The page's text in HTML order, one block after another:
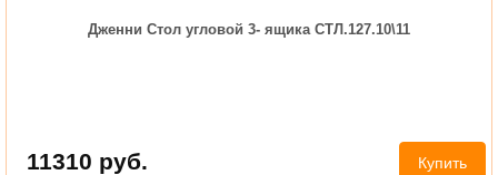
Дженни Стол угловой 3- ящика СТЛ.127.10\11
11310 руб. Купить